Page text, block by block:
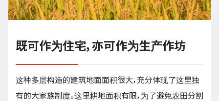
既可作为住宅，亦可作为生产作坊
这种多层构造的建筑地面面积很大，充分体现了这里独
有的大家族制度。这里耕地面积有限，为了避免农田分割